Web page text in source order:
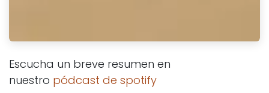
Escucha un breve resumen en
nuestro pódcast de spotify